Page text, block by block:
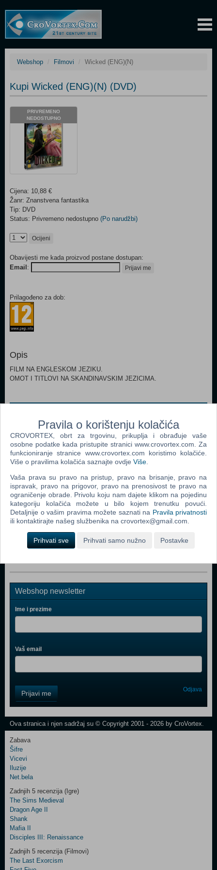
Webshop Filmovi Wicked (ENG)(N)
Kupi Wicked (ENG)(N) (DVD)
PRIVREMENO
NEDOSTUPNO
Cijena: 10,88 €
Žanr: Znanstvena fantastika
Tip: DVD
Status: Privremeno nedostupno (Po narudžbi)
Ocijeni
Obavijesti me kada proizvod postane dostupan:
Email : Prijavi me
Prilagođeno za dob:
Opis
FILM NA ENGLESKOM JEZIKU.
OMOT I TITLOVI NA SKANDINAVSKIM JEZICIMA.
Ratovi Zvijezda Trilogija (Star Wars DVD Trilogy DVD)
Mojih 200 Godina (Bicentennial Man DVD)
Jurski Park 1 (Jurassic Park DVD)
Ratovi Zvjezda Epizoda III - Osveta Sitha (Star Wars
Episode III - Revenge Of The Sith DVD)
Zvjezdane Staze Nemesis Posebno Izdanje (Star Trek -
Nemesis Sp. Ed. DVD)
Alien Tetralogija DVD Boxset (Alien Quadrilogy DVD
Boxset DVD)
Webshop newsletter
Ime i prezime
Vaš email
Field
One
Control
Two
Newsletter
Control
Field
Three
Prijavi me Odjava
Ova stranica i njen sadržaj su © Copyright 2001 - 2026 by CroVortex.
Zabava
Šifre
Vicevi
Iluzije
Net.bela
Zadnjih 5 recenzija (Igre)
The Sims Medieval
Dragon Age II
Shank
Mafia II
Disciples III: Renaissance
Zadnjih 5 recenzija (Filmovi)
The Last Exorcism
Pravila o korištenju kolačića
CROVORTEX, obrt za trgovinu, prikuplja i obrađuje vaše
osobne podatke kada pristupite stranici www.crovortex.com. Za
funkcioniranje stranice www.crovortex.com koristimo kolačiće.
Više o pravilima kolačića saznajte ovdje Više
Vaša prava su pravo na pristup, pravo na brisanje, pravo na
ispravak, pravo na prigovor, pravo na prenosivost te pravo na
ograničenje obrade. Privolu koju nam dajete klikom na pojedinu
kategoriju kolačića možete u bilo kojem trenutku povući.
Detaljnije o vašim pravima možete saznati na Pravila privatnosti
ili kontaktirajte našeg službenika na crovortex@gmail.com.
Prihvati sve Prihvati samo nužno Postavke